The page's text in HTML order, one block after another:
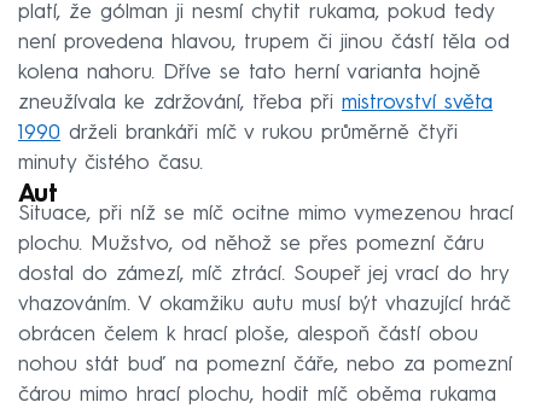
platí, že gólman ji nesmí chytit rukama, pokud tedy
není provedena hlavou, trupem či jinou částí těla od
kolena nahoru. Dříve se tato herní varianta hojně
zneužívala ke zdržování, třeba při mistrovství světa
1990 drželi brankáři míč v rukou průměrně čtyři
minuty čistého času.
Aut
Situace, při níž se míč ocitne mimo vymezenou hrací
plochu. Mužstvo, od něhož se přes pomezní čáru
dostal do zámezí, míč ztrácí. Soupeř jej vrací do hry
vhazováním. V okamžiku autu musí být vhazující hráč
obrácen čelem k hrací ploše, alespoň částí obou
nohou stát buď na pomezní čáře, nebo za pomezní
čárou mimo hrací plochu, hodit míč oběma rukama